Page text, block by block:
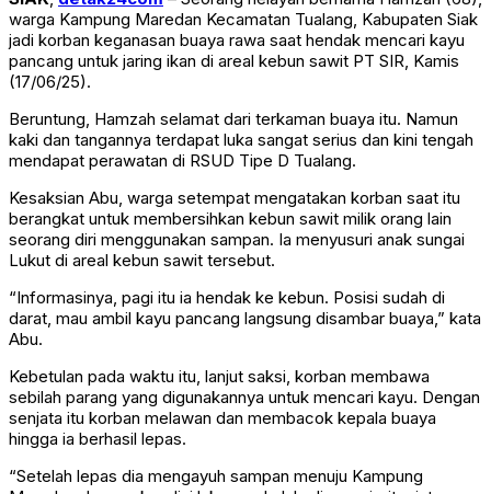
warga Kampung Maredan Kecamatan Tualang, Kabupaten Siak
jadi korban keganasan buaya rawa saat hendak mencari kayu
pancang untuk jaring ikan di areal kebun sawit PT SIR, Kamis
(17/06/25).
Beruntung, Hamzah selamat dari terkaman buaya itu. Namun
kaki dan tangannya terdapat luka sangat serius dan kini tengah
mendapat perawatan di RSUD Tipe D Tualang.
Kesaksian Abu, warga setempat mengatakan korban saat itu
berangkat untuk membersihkan kebun sawit milik orang lain
seorang diri menggunakan sampan. Ia menyusuri anak sungai
Lukut di areal kebun sawit tersebut.
“Informasinya, pagi itu ia hendak ke kebun. Posisi sudah di
darat, mau ambil kayu pancang langsung disambar buaya,” kata
Abu.
Kebetulan pada waktu itu, lanjut saksi, korban membawa
sebilah parang yang digunakannya untuk mencari kayu. Dengan
senjata itu korban melawan dan membacok kepala buaya
hingga ia berhasil lepas.
“Setelah lepas dia mengayuh sampan menuju Kampung